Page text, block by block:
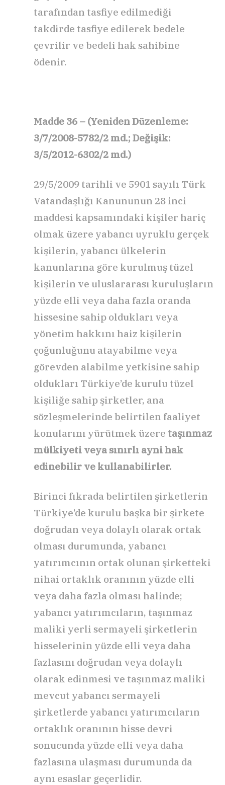
tarafından tasfiye edilmediği
takdirde tasfiye edilerek bedele
çevrilir ve bedeli hak sahibine
ödenir.
Madde 36 – (Yeniden Düzenleme:
3/7/2008-5782/2 md.; Değişik:
3/5/2012-6302/2 md.)
29/5/2009 tarihli ve 5901 sayılı Türk
Vatandaşlığı Kanununun 28 inci
maddesi kapsamındaki kişiler hariç
olmak üzere yabancı uyruklu gerçek
kişilerin, yabancı ülkelerin
kanunlarına göre kurulmuş tüzel
kişilerin ve uluslararası kuruluşların
yüzde elli veya daha fazla oranda
hissesine sahip oldukları veya
yönetim hakkını haiz kişilerin
çoğunluğunu atayabilme veya
görevden alabilme yetkisine sahip
oldukları Türkiye’de kurulu tüzel
kişiliğe sahip şirketler, ana
sözleşmelerinde belirtilen faaliyet
konularını yürütmek üzere taşınmaz
mülkiyeti veya sınırlı ayni hak
edinebilir ve kullanabilirler.
Birinci fıkrada belirtilen şirketlerin
Türkiye’de kurulu başka bir şirkete
doğrudan veya dolaylı olarak ortak
olması durumunda, yabancı
yatırımcının ortak olunan şirketteki
nihai ortaklık oranının yüzde elli
veya daha fazla olması halinde;
yabancı yatırımcıların, taşınmaz
maliki yerli sermayeli şirketlerin
hisselerinin yüzde elli veya daha
fazlasını doğrudan veya dolaylı
olarak edinmesi ve taşınmaz maliki
mevcut yabancı sermayeli
şirketlerde yabancı yatırımcıların
ortaklık oranının hisse devri
sonucunda yüzde elli veya daha
fazlasına ulaşması durumunda da
aynı esaslar geçerlidir.